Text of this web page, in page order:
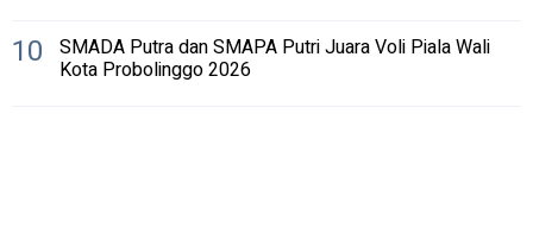
10 SMADA Putra dan SMAPA Putri Juara Voli Piala Wali
Kota Probolinggo 2026